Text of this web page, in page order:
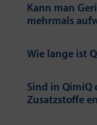
Kann man
mehrmals
Wie lange ist
Sind in QimiQ
Zusatzstoffe